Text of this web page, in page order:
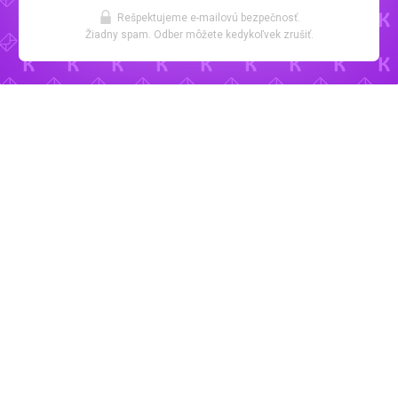
Rešpektujeme e-mailovú bezpečnosť.
Žiadny spam. Odber môžete kedykoľvek zrušiť.